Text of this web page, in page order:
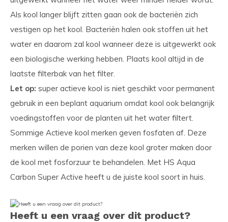
Als kool langer blijft zitten gaan ook de bacteriën zich
vestigen op het kool. Bacteriën halen ook stoffen uit het
water en daarom zal kool wanneer deze is uitgewerkt ook
een biologische werking hebben. Plaats kool altijd in de
laatste filterbak van het filter.
Let op: super actieve kool is niet geschikt voor permanent
gebruik in een beplant aquarium omdat kool ook belangrijk
voedingstoffen voor de planten uit het water filtert.
Sommige Actieve kool merken geven fosfaten af. Deze
merken willen de porien van deze kool groter maken door
de kool met fosforzuur te behandelen. Met HS Aqua
Carbon Super Active heeft u de juiste kool soort in huis.
Heeft u een vraag over dit product?